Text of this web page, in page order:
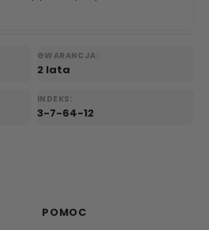
GWARANCJA:
2 lata
INDEKS:
3-7-64-12
POMOC